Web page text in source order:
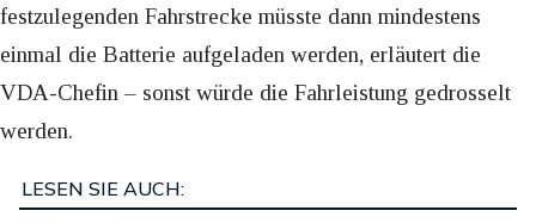
festzulegenden Fahrstrecke müsste dann mindestens
einmal die Batterie aufgeladen werden, erläutert die
VDA-Chefin – sonst würde die Fahrleistung gedrosselt
werden.
LESEN SIE AUCH: